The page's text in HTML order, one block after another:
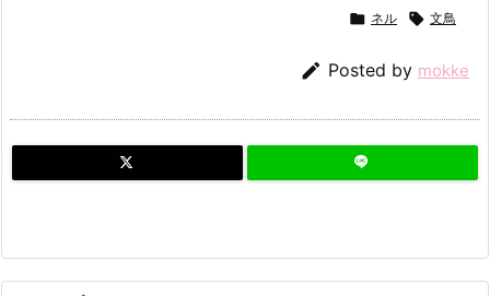
 ネル  文鳥
 Posted by mokke